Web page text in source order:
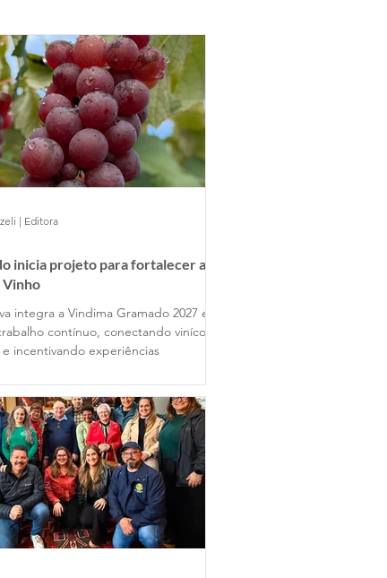
inicia projeto para fortalecer a
Vinho
integra a Vindima Gramado 2027 e
contínuo, conectando vinícolas
incentivando experiências
| Editora